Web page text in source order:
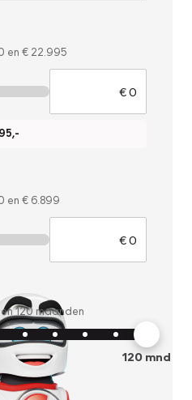
en € 22.995
,-
en € 6.899
en120 maanden
120mnd